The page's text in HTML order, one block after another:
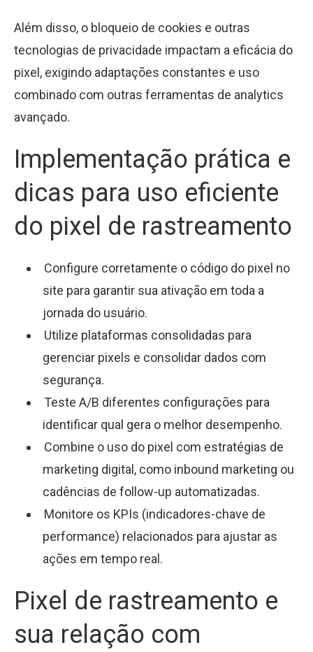
Além disso, o bloqueio de cookies e outras
tecnologias de privacidade impactam a eficácia do
pixel, exigindo adaptações constantes e uso
combinado com outras ferramentas de analytics
avançado.
Implementação prática e
dicas para uso eficiente
do pixel de rastreamento
Configure corretamente o código do pixel no
site para garantir sua ativação em toda a
jornada do usuário.
Utilize plataformas consolidadas para
gerenciar pixels e consolidar dados com
segurança.
Teste A/B diferentes configurações para
identificar qual gera o melhor desempenho.
Combine o uso do pixel com estratégias de
marketing digital, como inbound marketing ou
cadências de follow-up automatizadas.
Monitore os KPIs (indicadores-chave de
performance) relacionados para ajustar as
ações em tempo real.
Pixel de rastreamento e
sua relação com